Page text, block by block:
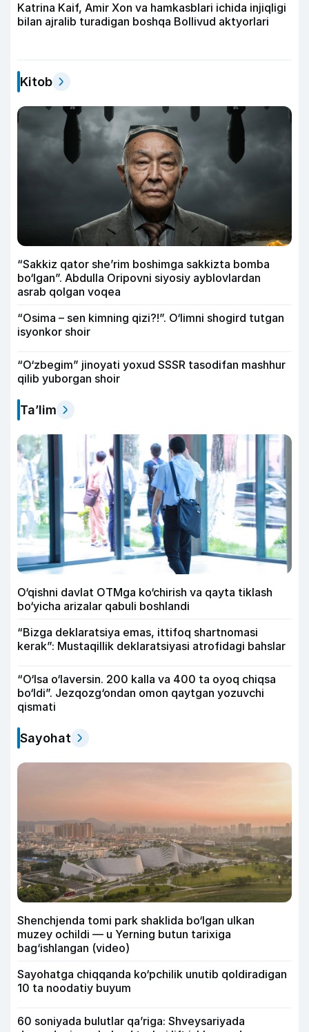
Katrina Kaif, Amir Xon va hamkasblari ichida injiqligi
bilan ajralib turadigan boshqa Bollivud aktyorlari
Kitob
“Sakkiz qator she’rim boshimga sakkizta bomba
bo‘lgan”. Abdulla Oripovni siyosiy ayblovlardan
asrab qolgan voqea
“Osima – sen kimning qizi?!”. O‘limni shogird tutgan
isyonkor shoir
“O‘zbegim” jinoyati yoxud SSSR tasodifan mashhur
qilib yuborgan shoir
Ta’lim
O‘qishni davlat OTMga ko‘chirish va qayta tiklash
bo‘yicha arizalar qabuli boshlandi
“Bizga deklaratsiya emas, ittifoq shartnomasi
kerak”: Mustaqillik deklaratsiyasi atrofidagi bahslar
“O‘lsa o‘laversin. 200 kalla va 400 ta oyoq chiqsa
bo‘ldi”. Jezqozg‘ondan omon qaytgan yozuvchi
qismati
Sayohat
Shenchjenda tomi park shaklida bo‘lgan ulkan
muzey ochildi — u Yerning butun tarixiga
bag‘ishlangan (video)
Sayohatga chiqqanda ko‘pchilik unutib qoldiradigan
10 ta noodatiy buyum
60 soniyada bulutlar qa’riga: Shveysariyada